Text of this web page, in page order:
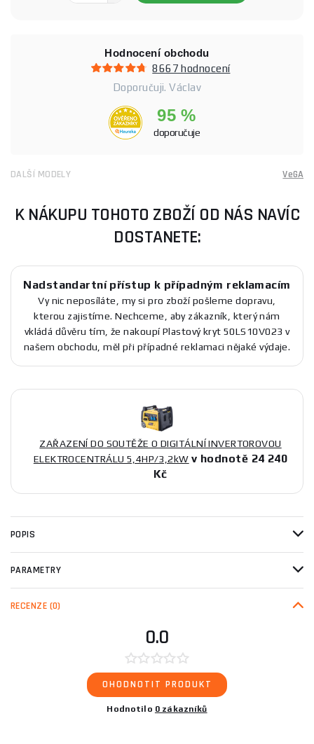
Hodnocení obchodu
8667 hodnocení
Doporučuji. Václav
95 %
doporučuje
DALŠÍ MODELY VeGA
K NÁKUPU TOHOTO ZBOŽÍ OD NÁS NAVÍC
DOSTANETE:
Nadstandartní přístup k případným reklamacím
Vy nic neposíláte, my si pro zboží pošleme dopravu,
kterou zajistíme. Nechceme, aby zákazník, který nám
vkládá důvěru tím, že nakoupí Plastový kryt 50LS10V023 v
našem obchodu, měl při případné reklamaci nějaké výdaje.
ZAŘAZENÍ DO SOUTĚŽE O DIGITÁLNÍ INVERTOROVOU
ELEKTROCENTRÁLU 5,4HP/3,2kW v hodnotě 24 240
Kč
POPIS
PARAMETRY
RECENZE (0)
0.0
OHODNOTIT PRODUKT
Hodnotilo 0 zákazníků